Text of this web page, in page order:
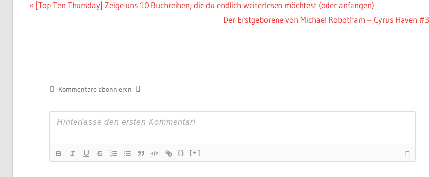
Beitragsnavigation
Vorheriger
[Top Ten Thursday] Zeige uns 10 Buchreihen, die du endlich weiterlesen möchtest (oder anfangen)
Nächster
Der Erstgeborene von Michael Robotham – Cyrus Haven #3
Kommentare abonnieren
{} [+]